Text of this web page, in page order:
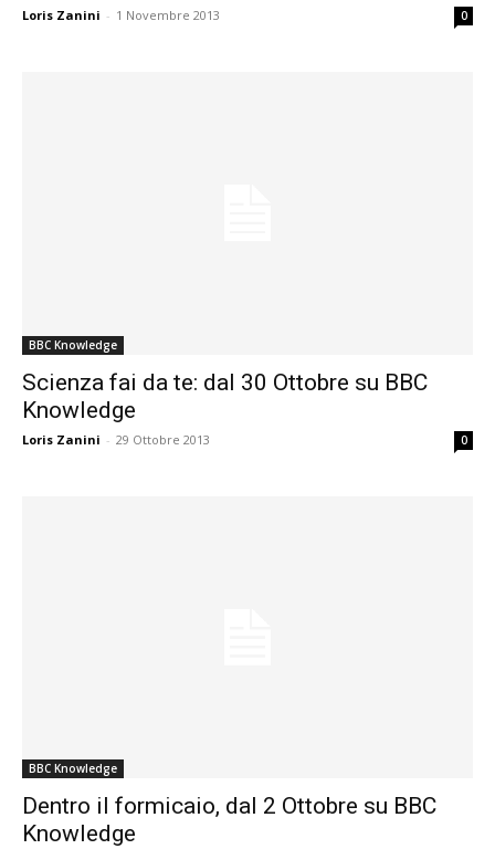
Loris Zanini - 1 Novembre 2013 0
BBC Knowledge
Scienza fai da te: dal 30 Ottobre su BBC
Knowledge
Loris Zanini - 29 Ottobre 2013 0
BBC Knowledge
Dentro il formicaio, dal 2 Ottobre su BBC
Knowledge